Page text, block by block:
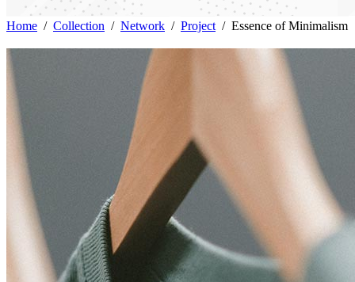
Home / Collection / Network / Project / Essence of Minimalism